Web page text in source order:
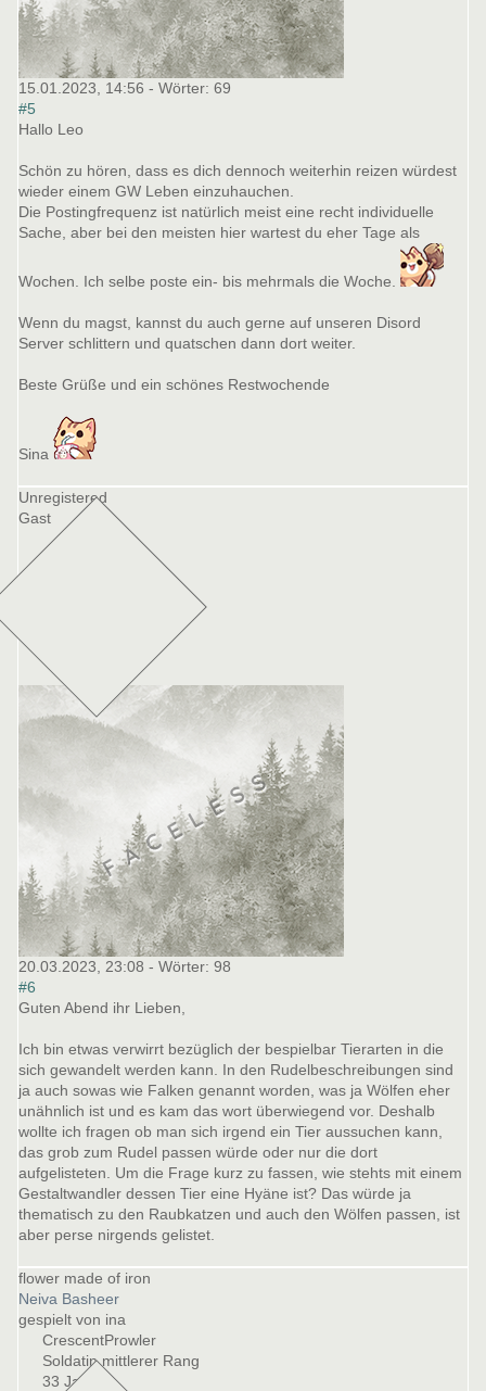
15.01.2023, 14:56 - Wörter: 69
#5
Hallo Leo
Schön zu hören, dass es dich dennoch weiterhin reizen würdest
wieder einem GW Leben einzuhauchen.
Die Postingfrequenz ist natürlich meist eine recht individuelle
Sache, aber bei den meisten hier wartest du eher Tage als
Wochen. Ich selbe poste ein- bis mehrmals die Woche.
Wenn du magst, kannst du auch gerne auf unseren Disord
Server schlittern und quatschen dann dort weiter.
Beste Grüße und ein schönes Restwochende
Sina
Unregistered
Gast
20.03.2023, 23:08 - Wörter: 98
#6
Guten Abend ihr Lieben,
Ich bin etwas verwirrt bezüglich der bespielbar Tierarten in die
sich gewandelt werden kann. In den Rudelbeschreibungen sind
ja auch sowas wie Falken genannt worden, was ja Wölfen eher
unähnlich ist und es kam das wort überwiegend vor. Deshalb
wollte ich fragen ob man sich irgend ein Tier aussuchen kann,
das grob zum Rudel passen würde oder nur die dort
aufgelisteten. Um die Frage kurz zu fassen, wie stehts mit einem
Gestaltwandler dessen Tier eine Hyäne ist? Das würde ja
thematisch zu den Raubkatzen und auch den Wölfen passen, ist
aber perse nirgends gelistet.
flower made of iron
Neiva Basheer
gespielt von ina
CrescentProwler
Soldatin mittlerer Rang
33 Jahre